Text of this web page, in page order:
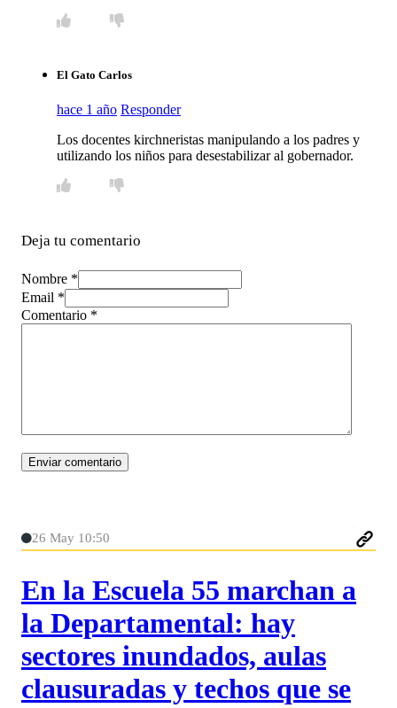
El Gato Carlos
hace 1 año Responder
Los docentes kirchneristas manipulando a los padres y
utilizando los niños para desestabilizar al gobernador.
Deja tu comentario
Nombre *
Email *
Comentario *
26 May 10:50
En la Escuela 55 marchan a
la Departamental: hay
sectores inundados, aulas
clausuradas y techos que se